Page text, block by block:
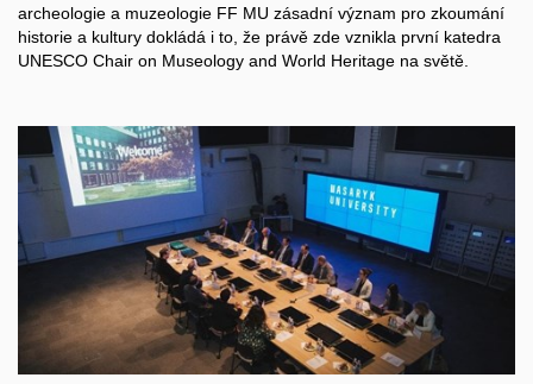
archeologie a muzeologie FF MU zásadní význam pro zkoumání
historie a kultury dokládá i to, že právě zde vznikla první katedra
UNESCO Chair on Museology and World Heritage na světě.